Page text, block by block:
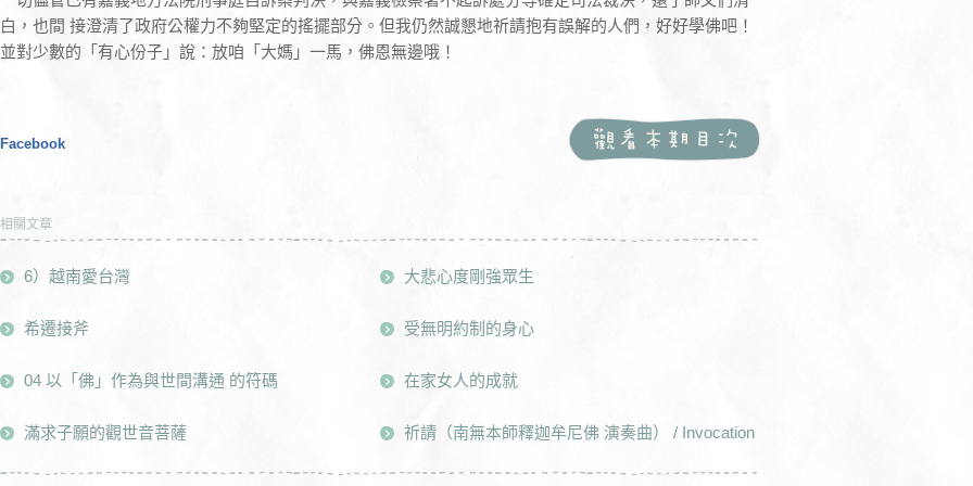
白，也間 接澄清了政府公權力不夠堅定的搖擺部分。但我仍然誠懇地祈請抱有誤解的人們，好好學佛吧！
並對少數的「有心份子」說：放咱「大媽」一馬，佛恩無邊哦！
Facebook
相關文章
6）越南愛台灣
希遷接斧
04 以「佛」作為與世間溝通 的符碼
滿求子願的觀世音菩薩
大悲心度剛強眾生
受無明約制的身心
在家女人的成就
祈請（南無本師釋迦牟尼佛 演奏曲） / Invocation